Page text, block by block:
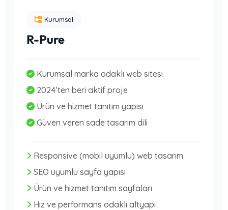
Kurumsal
R-Pure
Kurumsal marka odaklı web sitesi
2024’ten beri aktif proje
Ürün ve hizmet tanıtım yapısı
Güven veren sade tasarım dili
Responsive (mobil uyumlu) web tasarım
SEO uyumlu sayfa yapısı
Ürün ve hizmet tanıtım sayfaları
Hız ve performans odaklı altyapı